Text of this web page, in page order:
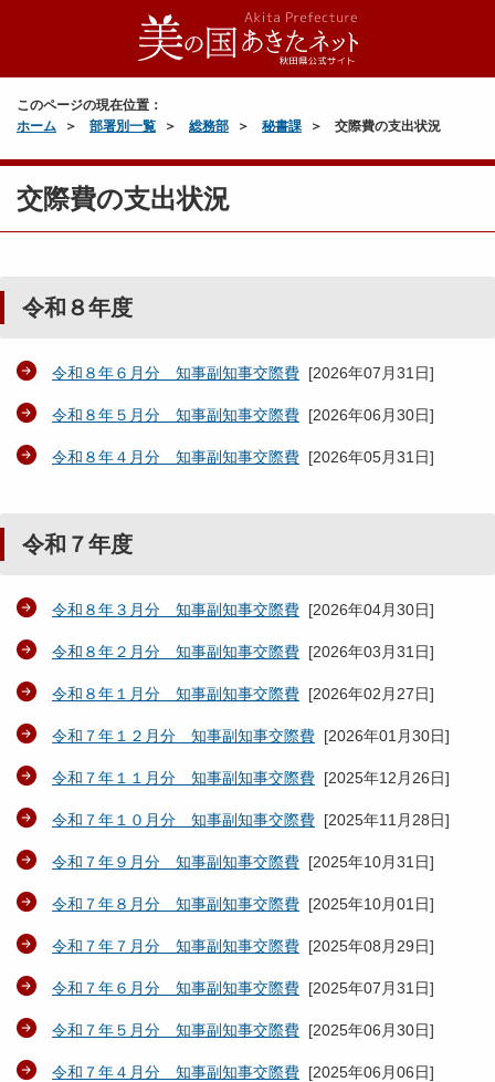
このページの現在位置：
ホーム
部署別一覧 総務部 秘書課 交際費の支出状況
交際費の支出状況
令和８年度
令和８年６月分 知事副知事交際費 [2026年07月31日]
令和８年５月分 知事副知事交際費 [2026年06月30日]
令和８年４月分 知事副知事交際費 [2026年05月31日]
令和７年度
令和８年３月分 知事副知事交際費 [2026年04月30日]
令和８年２月分 知事副知事交際費 [2026年03月31日]
令和８年１月分 知事副知事交際費 [2026年02月27日]
令和７年１２月分 知事副知事交際費 [2026年01月30日]
令和７年１１月分 知事副知事交際費 [2025年12月26日]
令和７年１０月分 知事副知事交際費 [2025年11月28日]
令和７年９月分 知事副知事交際費 [2025年10月31日]
令和７年８月分 知事副知事交際費 [2025年10月01日]
令和７年７月分 知事副知事交際費 [2025年08月29日]
令和７年６月分 知事副知事交際費 [2025年07月31日]
令和７年５月分 知事副知事交際費 [2025年06月30日]
令和７年４月分 知事副知事交際費 [2025年06月06日]